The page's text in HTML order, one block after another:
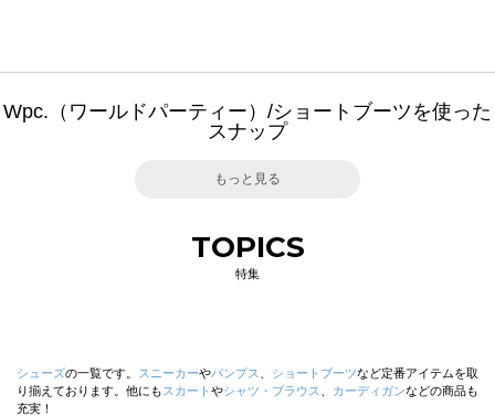
Wpc.（ワールドパーティー）/ショートブーツを使った
スナップ
もっと見る
TOPICS
特集
シューズの一覧です。 スニーカーやパンプス ショートブーツなど定番アイテムを取
り揃えております。他にも スカート やシャツ・ブラウス カーディガンなどの商品も
充実！